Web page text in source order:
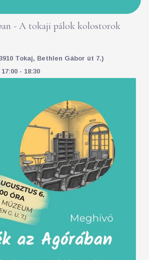
- A tokaji pálok kolostorok
Tokaj, Bethlen Gábor út 7.)
- 18:30